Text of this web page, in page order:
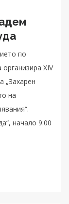
по
XIV
„Захарен
на
начало 9:00